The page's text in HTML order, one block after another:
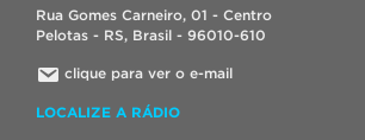
Rua Gomes Carneiro, 01 - Centro
Pelotas - RS, Brasil - 96010-610
clique para ver o e-mail
LOCALIZE A RÁDIO